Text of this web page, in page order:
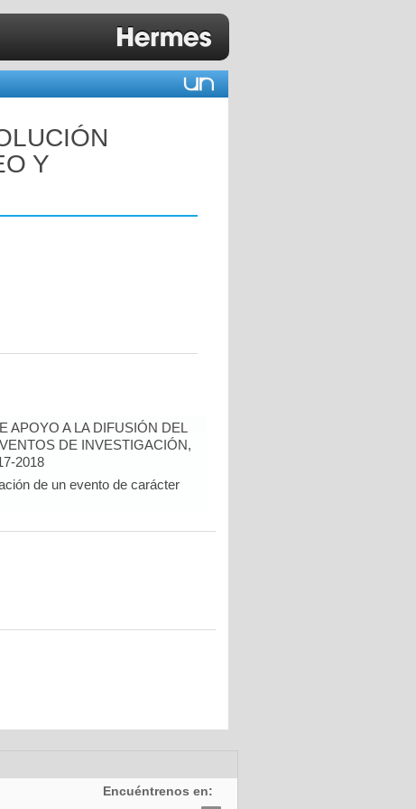
Y
APOYO A LA DIFUSIÓN DEL
DE INVESTIGACIÓN,
2018
de un evento de carácter
Encuéntrenos en: